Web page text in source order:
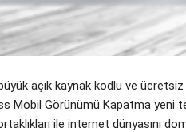
açık kaynak kodlu ve
Mobil Görünümü Kapatma yeni
ile internet dünyasını